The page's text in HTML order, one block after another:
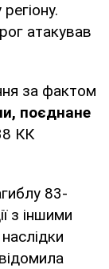
атакував
за фактом
поєднане
КК
83-
з іншими